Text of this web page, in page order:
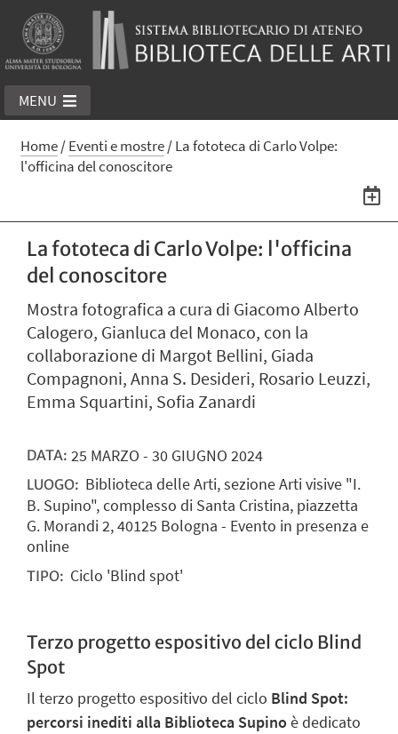
MENU
Home/Eventi e mostre/La fototeca di Carlo Volpe:
l'officina del conoscitore
La fototeca di Carlo Volpe: l'officina
del conoscitore
Mostra fotografica a cura di Giacomo Alberto
Calogero, Gianluca del Monaco, con la
collaborazione di Margot Bellini, Giada
Compagnoni, Anna S. Desideri, Rosario Leuzzi,
Emma Squartini, Sofia Zanardi
DATA: 25 MARZO - 30 GIUGNO2024
LUOGO: Biblioteca delle Arti, sezione Arti visive "I.
B. Supino", complesso di Santa Cristina, piazzetta
G. Morandi 2, 40125 Bologna - Evento in presenza e
online
TIPO: Ciclo 'Blind spot'
Terzo progetto espositivo del ciclo Blind
Spot
Il terzo progetto espositivo del ciclo Blind Spot:
percorsi inediti alla Biblioteca Supinoè dedicato